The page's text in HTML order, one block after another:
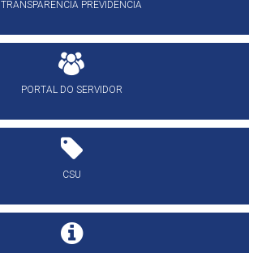
TRANSPARÊNCIA PREVIDÊNCIA
PORTAL DO SERVIDOR
CSU